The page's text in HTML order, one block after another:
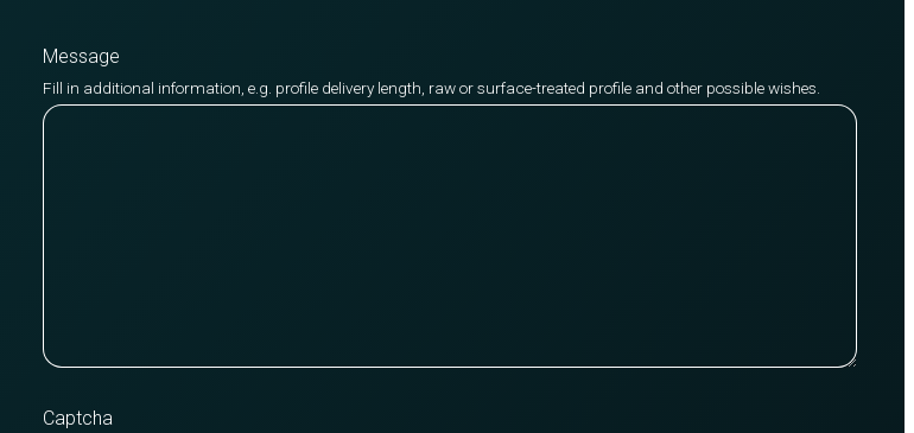
Message
Fill in additional information, e.g. profile delivery length, raw or surface-treated profile and other possible wishes.
Captcha